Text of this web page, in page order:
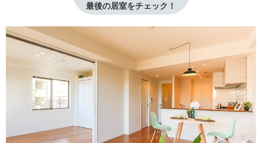
最後の居室をチェック！